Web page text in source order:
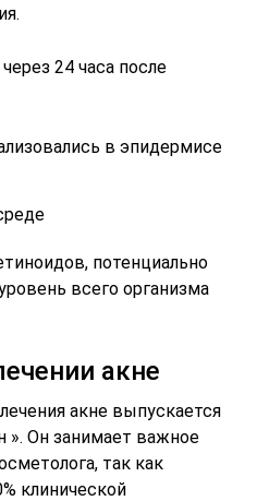
24 часа после
в эпидермисе
потенциально
всего организма
акне
акне выпускается
». Он занимает важное
так как
клинической